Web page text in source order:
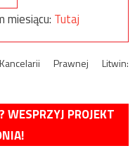
miesiącu: Tutaj
Prawnej Litwin:
WESPRZYJ PROJEKT